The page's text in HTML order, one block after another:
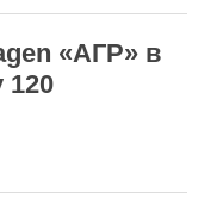
«АГР» в
120